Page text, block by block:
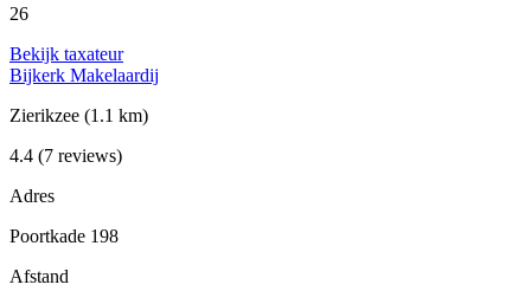
26
Bekijk taxateur
Bijkerk Makelaardij
Zierikzee (1.1 km)
4.4 (7 reviews)
Adres
Poortkade 198
Afstand